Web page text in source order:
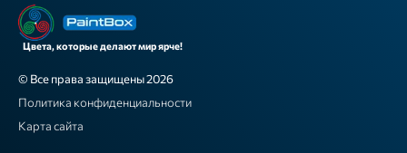
Цвета, которые делают мир ярче!
© Все права защищены 2026
Политика конфиденциальности
Карта сайта